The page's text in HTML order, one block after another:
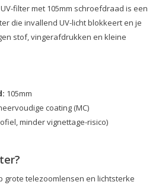
filter met 105mm schroefdraad is een
die invallend UV-licht blokkeert en je
stof, vingerafdrukken en kleine
105mm
coating (MC)
minder vignettage-risico)
grote telezoomlensen en lichtsterke